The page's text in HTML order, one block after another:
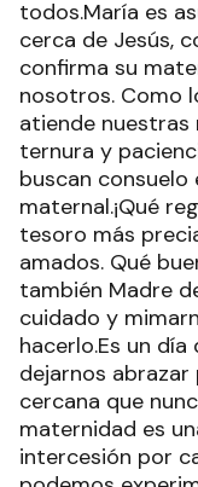
todos.María es
cerca de Jesús,
confirma su
nosotros. Como
atiende nuestras
ternura y
buscan consuelo
maternal.¡Qué
tesoro más
amados. Qué
también Madre
cuidado y
hacerlo.Es un día
dejarnos
cercana que
maternidad es
intercesión por